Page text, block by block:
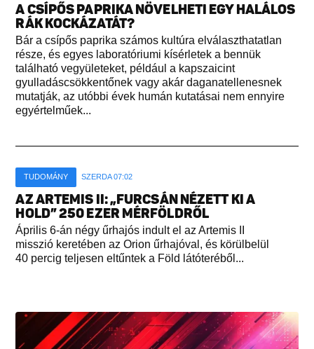
A CSÍPŐS PAPRIKA NÖVELHETI EGY HALÁLOS
RÁK KOCKÁZATÁT?
Bár a csípős paprika számos kultúra elválaszthatatlan
része, és egyes laboratóriumi kísérletek a bennük
található vegyületeket, például a kapszaicint
gyulladáscsökkentőnek vagy akár daganatellenesnek
mutatják, az utóbbi évek humán kutatásai nem ennyire
egyértelműek...
TUDOMÁNY SZERDA 07:02
AZ ARTEMIS II: „FURCSÁN NÉZETT KI A
HOLD” 250 EZER MÉRFÖLDRŐL
Április 6-án négy űrhajós indult el az Artemis II
misszió keretében az Orion űrhajóval, és körülbelül
40 percig teljesen eltűntek a Föld látóteréből...